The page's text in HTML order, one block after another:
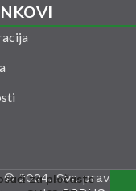
2024. Sva prava
za pločaste